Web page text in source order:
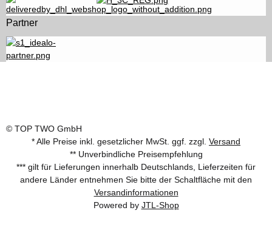
Partner
© TOP TWO GmbH
* Alle Preise inkl. gesetzlicher MwSt. ggf. zzgl. Versand
** Unverbindliche Preisempfehlung
*** gilt für Lieferungen innerhalb Deutschlands, Lieferzeiten für
andere Länder entnehmen Sie bitte der Schaltfläche mit den
Versandinformationen
Powered by JTL-Shop